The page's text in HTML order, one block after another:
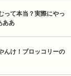
って本当？実際にやっ
ああ
んけ！ブロッコリーの